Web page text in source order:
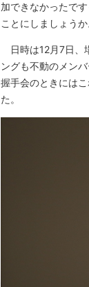
加できなかったで
ことにしましょうか
日時は12月7日、
ングも不動のメン
握手会のときには
た。